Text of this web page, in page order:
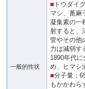
一般的性状
■ トウダイ
マシ、蓖麻
凝集素の一
射すると、
管やその他
力は減弱す
1890年代
め、ヒマシ
■分子量：
もかかわら